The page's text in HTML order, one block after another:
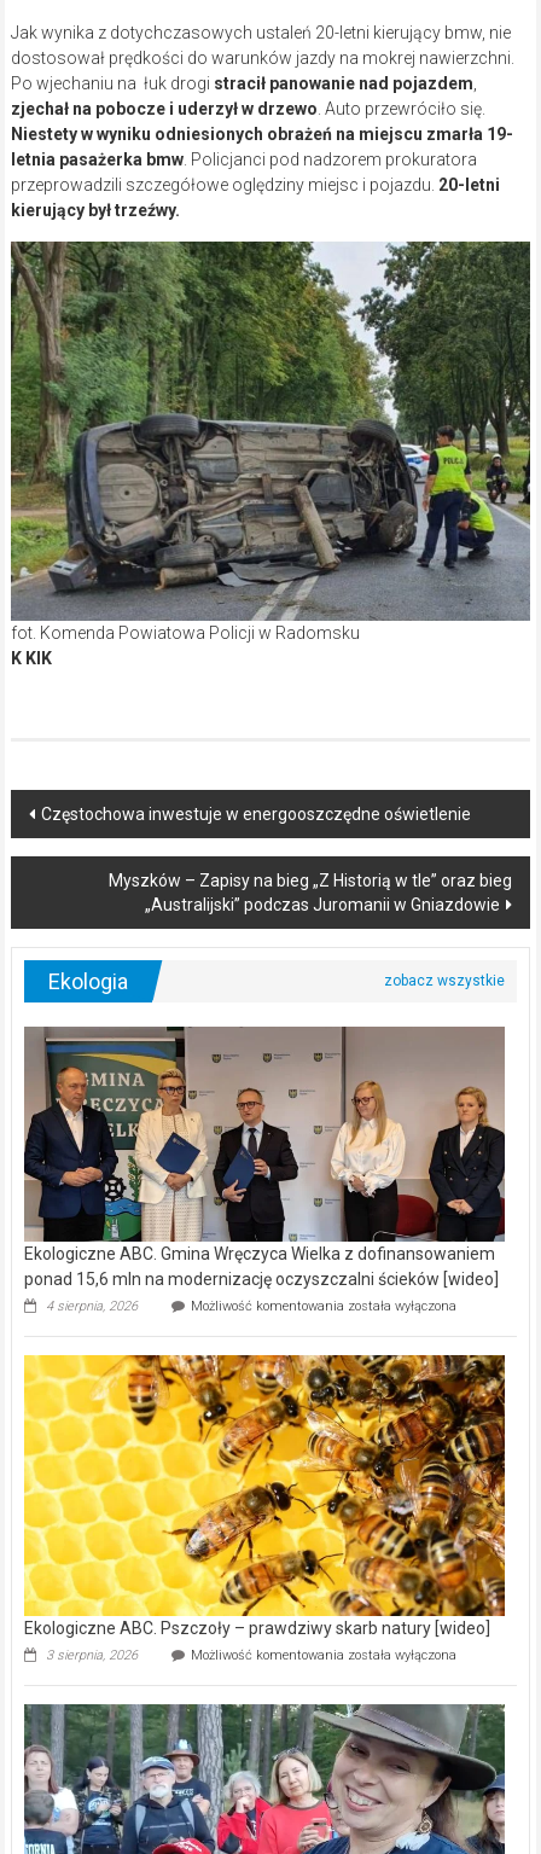
Jak wynika z dotychczasowych ustaleń 20-letni kierujący bmw, nie
dostosował prędkości do warunków jazdy na mokrej nawierzchni.
Po wjechaniu na łuk drogi stracił panowanie nad pojazdem
zjechał na pobocze i uderzył w drzewo . Auto przewróciło się.
Niestety w wyniku odniesionych obrażeń na miejscu zmarła 19-
letnia pasażerka bmw. Policjanci pod nadzorem prokuratora
przeprowadzili szczegółowe oględziny miejsc i pojazdu. 20-letni
kierujący był trzeźwy.
fot. Komenda Powiatowa Policji w Radomsku
K KIK
Post
navigation
Częstochowa inwestuje w energooszczędne oświetlenie
Myszków – Zapisy na bieg „Z Historią w tle” oraz bieg
„Australijski” podczas Juromanii w Gniazdowie
Ekologia
Ekologiczne ABC. Gmina Wręczyca Wielka z dofinansowaniem
ponad 15,6 mln na modernizację oczyszczalni ścieków [wideo]
4 sierpnia, 2026 Możliwość komentowania Ekologiczne
Wręczyca
Wielka
z
dofinansowaniem
ponad
15,6
mln
na
modernizację
oczyszczalni
ścieków
[wideo]
została wyłączona
Ekologiczne ABC. Pszczoły – prawdziwy skarb natury [wideo]
3 sierpnia, 2026 Możliwość komentowania Ekologiczne
–
prawdziwy
skarb
natury
[wideo]
została wyłączona